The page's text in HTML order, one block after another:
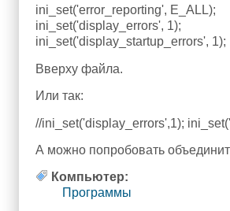
ini_set('error_reporting', E_ALL);
ini_set('display_errors', 1);
ini_set('display_startup_errors', 1);
Вверху файла.
Или так:
//ini_set('display_errors',1);
А можно попробовать
Компьютер:
Программы